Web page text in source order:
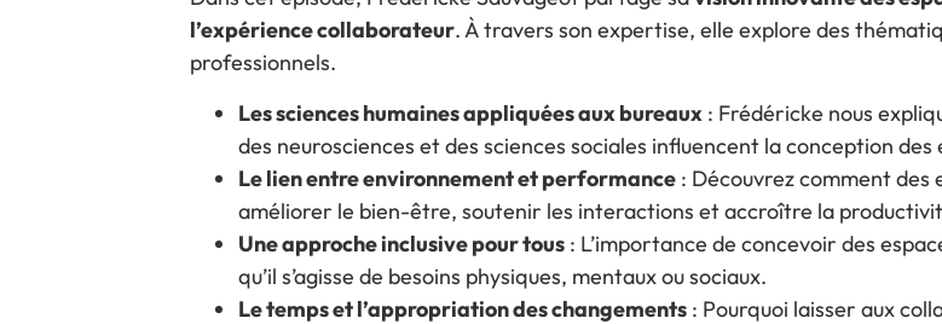
l’expérience collaborateur. À travers son expertise, elle explore des
professionnels.
Les sciences humaines appliquées aux bureaux : Frédéricke nous
des neurosciences et des sciences sociales influencent la conception
Le lien entre environnement et performance : Découvrez comment
améliorer le bien-être, soutenir les interactions et accroître la
Une approche inclusive pour tous : L’importance de concevoir des
qu’il s’agisse de besoins physiques, mentaux ou sociaux.
Le temps et l’appropriation des changements : Pourquoi laisser aux